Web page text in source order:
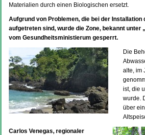
Materialien durch einen Biologischen ersetzt.
Aufgrund von Problemen, die bei der Installation
aufgetreten sind, wurde die Zone, bekannt unter
vom Gesundheitsministierum gesperrt.
Die
alte, im
ist, die
wurde.
über
Carlos Venegas, regionaler